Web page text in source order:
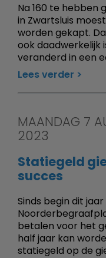
Na 160 te hebben
in Zwartsluis
worden gekapt.
ook daadwerkelijk
veranderd in een
Lees verder
MAANDAG 7
2023
Statiegeld
succes
Sinds begin dit
betalen voor het
half jaar kan
statiegeld op de